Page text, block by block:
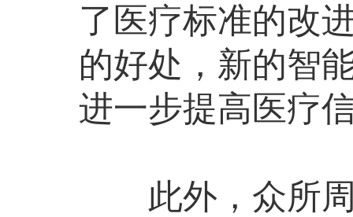
了医疗标准的改
的好处，新的智
进一步提高医疗
此外，众所周